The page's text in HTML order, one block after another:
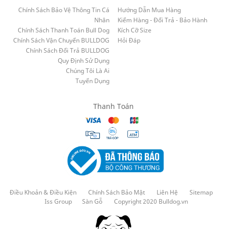
Chính Sách Bảo Vệ Thông Tin Cá
Nhân
Chính Sách Thanh Toán Bull Dog
Chính Sách Vận Chuyển BULLDOG
Chính Sách Đổi Trả BULLDOG
Quy Định Sử Dụng
Chúng Tôi Là Ai
Tuyển Dụng
Hướng Dẫn Mua Hàng
Kiểm Hàng - Đổi Trả - Bảo Hành
Kích Cỡ Size
Hỏi Đáp
Thanh Toán
Điều Khoản & Điều Kiện Chính Sách Bảo Mật Liên Hệ
Sitemap
Iss Group
Sàn Gỗ Copyright 2020 Bulldog.vn